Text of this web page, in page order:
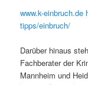
www.k-einbruch.de
tipps/einbruch/
Darüber hinaus
Fachberater der
Mannheim und